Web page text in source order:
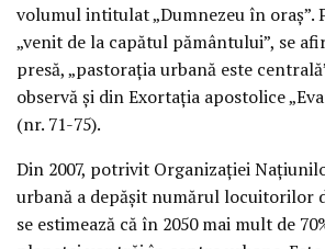
volumul intitulat „Dumnezeu în
„venit de la capătul pământului”, se
presă, „pastoraţia urbană este
observă şi din Exortaţia apostolice
(nr. 71-75).
Din 2007, potrivit Organizaţiei
urbană a depăşit numărul locuitorilor
se estimează că în 2050 mai mult de